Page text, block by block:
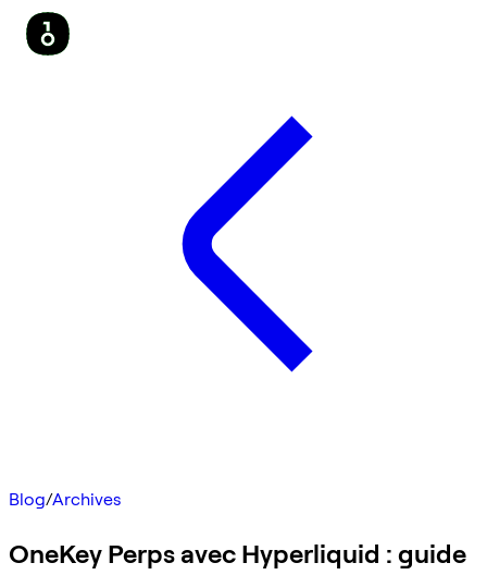
Blog/Archives
OneKey Perps avec Hyperliquid : guide